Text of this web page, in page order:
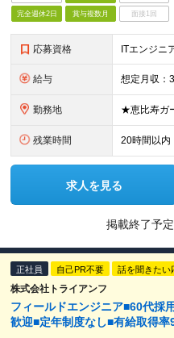
完全週休2日 賞与複数月 面接1回
応募資格
給与
勤務地
残業時間 20時間以内
求人を見る
掲載終了予定
正社員 自己PR不要 話を聞きたい
株式会社トライアンフ
フィールドエンジニア■60代採
歓迎■定年制度なし■有給取得率